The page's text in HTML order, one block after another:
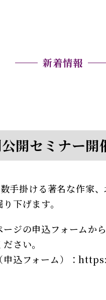
新着情報
開セミナー開
手掛ける著名な作家
下げます。
ジの申込フォームか
さい。
申込フォーム）：